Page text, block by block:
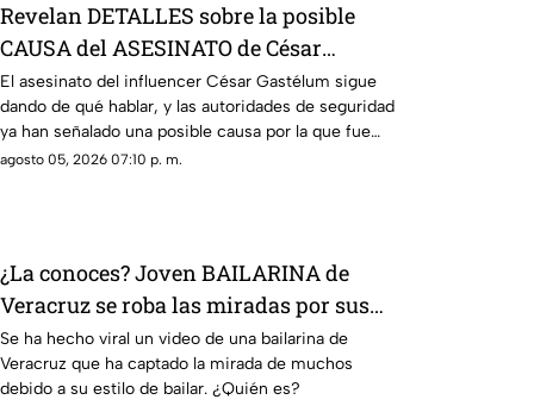
Revelan DETALLES sobre la posible
CAUSA del ASESINATO de César
Gastélum
El asesinato del influencer César Gastélum sigue
dando de qué hablar, y las autoridades de seguridad
ya han señalado una posible causa por la que fue
privado de la vida.
agosto 05, 2026 07:10 p. m.
¿La conoces? Joven BAILARINA de
Veracruz se roba las miradas por sus
TREMENDOS PASOS (+VIDEO)
Se ha hecho viral un video de una bailarina de
Veracruz que ha captado la mirada de muchos
debido a su estilo de bailar. ¿Quién es?